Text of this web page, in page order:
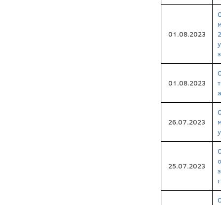
01.08.2023
01.08.2023
26.07.2023
25.07.2023